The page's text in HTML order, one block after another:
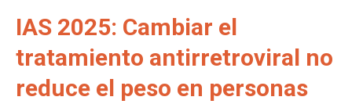
IAS 2025: Cambiar el
tratamiento antirretroviral no
reduce el peso en personas